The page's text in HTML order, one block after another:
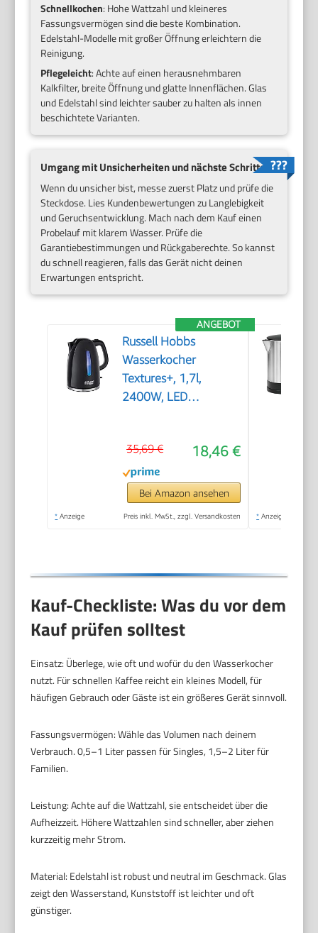
Schnellkochen: Hohe Wattzahl und kleineres
Fassungsvermögen sind die beste Kombination.
Edelstahl-Modelle mit großer Öffnung erleichtern die
Reinigung.
Pflegeleicht: Achte auf einen herausnehmbaren
Kalkfilter, breite Öffnung und glatte Innenflächen. Glas
und Edelstahl sind leichter sauber zu halten als innen
beschichtete Varianten.
Umgang mit Unsicherheiten und nächste Schritte
Wenn du unsicher bist, messe zuerst Platz und prüfe die
Steckdose. Lies Kundenbewertungen zu Langlebigkeit
und Geruchsentwicklung. Mach nach dem Kauf einen
Probelauf mit klarem Wasser. Prüfe die
Garantiebestimmungen und Rückgaberechte. So kannst
du schnell reagieren, falls das Gerät nicht deinen
Erwartungen entspricht.
ANGEBOT
Russell Hobbs
Wasserkocher
Textures+, 1,7l,
2400W, LED
optimierte
Ausgusstülle,
herausnehmbarer
Kalkfilter, Teekocher
schwarz 22591-70
18,46 €
35,69 €
Bei Amazon ansehen
* Anzeige Preis inkl. MwSt., zzgl. Versandkosten * Anzeige
Kauf-Checkliste: Was du vor dem
Kauf prüfen solltest
Einsatz: Überlege, wie oft und wofür du den Wasserkocher
nutzt. Für schnellen Kaffee reicht ein kleines Modell, für
häufigen Gebrauch oder Gäste ist ein größeres Gerät sinnvoll.
Fassungsvermögen: Wähle das Volumen nach deinem
Verbrauch. 0,5–1 Liter passen für Singles, 1,5–2 Liter für
Familien.
Leistung: Achte auf die Wattzahl, sie entscheidet über die
Aufheizzeit. Höhere Wattzahlen sind schneller, aber ziehen
kurzzeitig mehr Strom.
Material: Edelstahl ist robust und neutral im Geschmack. Glas
zeigt den Wasserstand, Kunststoff ist leichter und oft
günstiger.